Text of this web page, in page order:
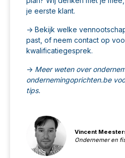
je eerste klant.
-> Bekijk welke
past, of neem contact op
kwalificatiegesprek.
-> Meer weten over
ondernemingoprichten.be
tips.
Vincent
Ondernemer en